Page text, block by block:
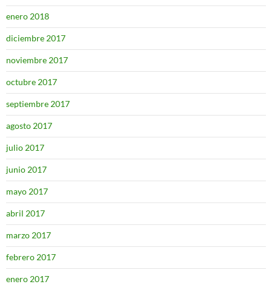
enero 2018
diciembre 2017
noviembre 2017
octubre 2017
septiembre 2017
agosto 2017
julio 2017
junio 2017
mayo 2017
abril 2017
marzo 2017
febrero 2017
enero 2017